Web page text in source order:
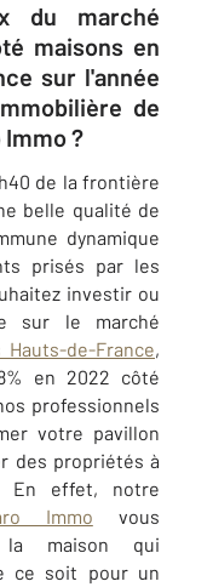
du marché
maisons en
sur l'année
de
Immo ?
de la frontière
belle qualité de
dynamique
prisés par les
investir ou
sur le marché
Hauts-de-France,
en 2022 côté
professionnels
votre pavillon
des propriétés à
En effet, notre
Immo vous
la maison qui
ce soit pour un